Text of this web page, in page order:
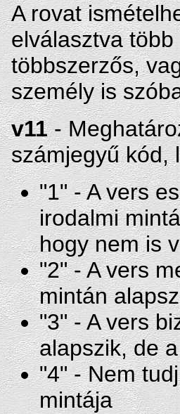
A rovat
elválasztva
többszerzős,
személy is
v11-
számjegyű kód,
"1" - A vers
irodalmi
hogy nem is
"2" - A vers
mintán
"3" - A vers
alapszik, de
"4" - Nem
mintája